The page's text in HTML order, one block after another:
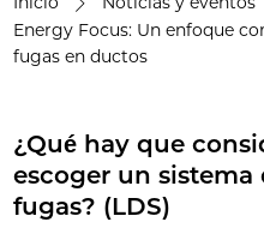
Energy Focus: Un enfoque
fugas en ductos
¿Qué hay que
escoger un
fugas? (LDS)